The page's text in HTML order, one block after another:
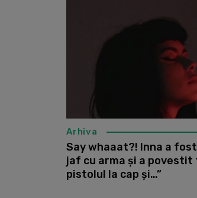
Arhiva
Say whaaat?! Inna a
jaf cu arma și a povestit
pistolul la cap și…”